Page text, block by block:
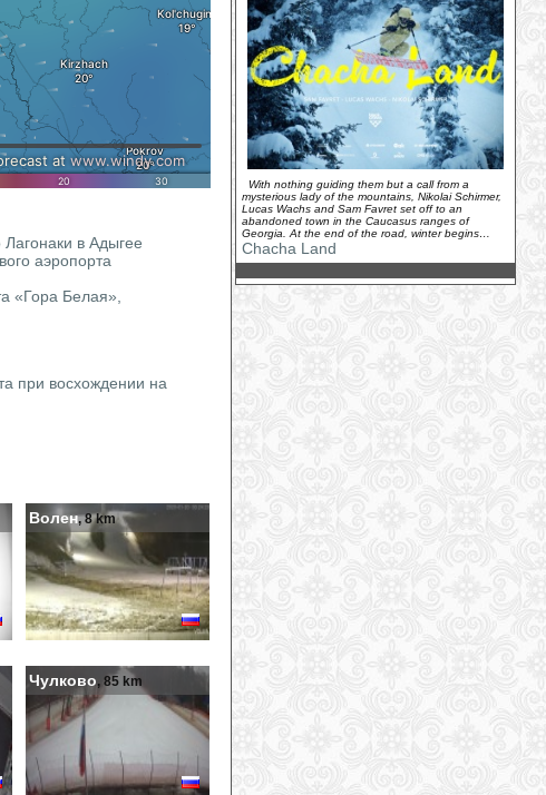
в Адыгее
аэропорта
«Гора Белая»,
при восхождении на
Волен, 8 km
Чулково, 85 km
With nothing guiding them but a call from a
mysterious lady of the mountains, Nikolai Schirmer,
Lucas Wachs and Sam Favret set off to an
abandoned town in the Caucasus ranges of
Georgia. At the end of the road, winter begins…
Chacha Land